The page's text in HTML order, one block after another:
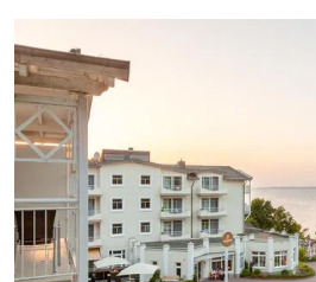
Doppelzimmer Seeseite
2 Erwachsene und 1 Kind